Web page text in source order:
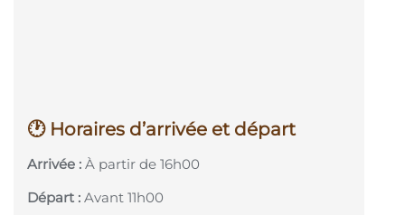
🕐 Horaires d’arrivée et départ
Arrivée : À partir de 16h00
Départ : Avant 11h00